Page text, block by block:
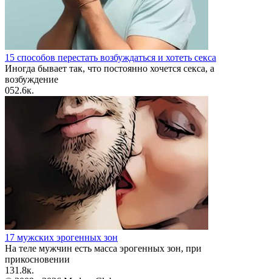
15 способов перестать возбуждаться и хотеть секса
Иногда бывает так, что постоянно хочется секса, а
возбуждение
052.6к.
17 мужских эрогенных зон
На теле мужчин есть масса эрогенных зон, при
прикосновении
131.8к.